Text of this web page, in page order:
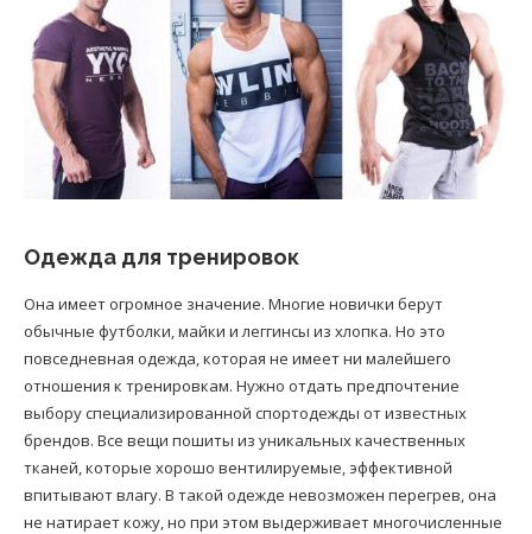
Одежда для тренировок
Она имеет огромное значение. Многие новички берут
обычные футболки, майки и леггинсы из хлопка. Но это
повседневная одежда, которая не имеет ни малейшего
отношения к тренировкам. Нужно отдать предпочтение
выбору специализированной спортодежды от известных
брендов. Все вещи пошиты из уникальных качественных
тканей, которые хорошо вентилируемые, эффективной
впитывают влагу. В такой одежде невозможен перегрев, она
не натирает кожу, но при этом выдерживает многочисленные